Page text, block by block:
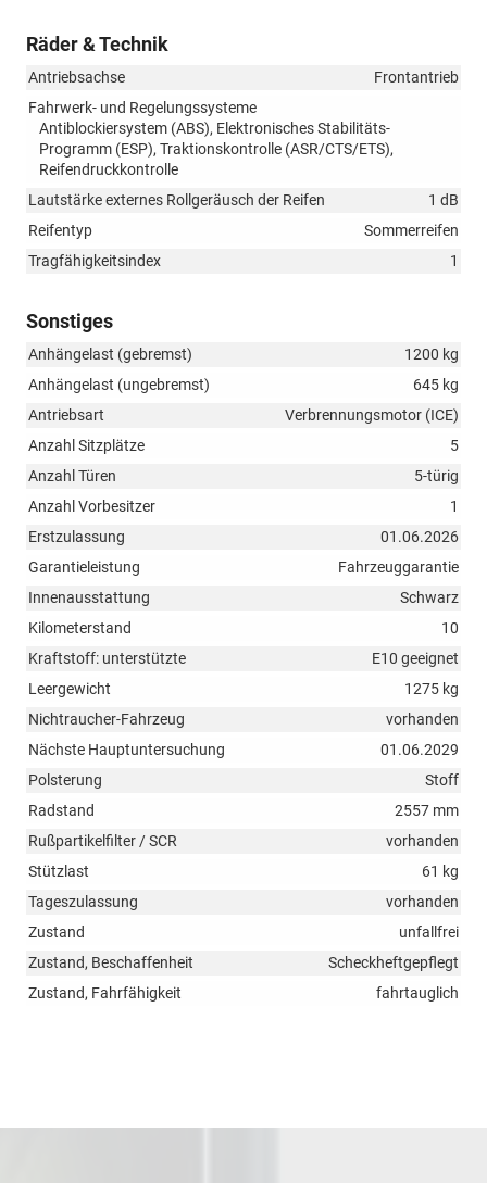
Räder & Technik
Antriebsachse
Frontantrieb
Fahrwerk- und Regelungssysteme
Antiblockiersystem (ABS), Elektronisches Stabilitäts-
Programm (ESP), Traktionskontrolle (ASR/CTS/ETS),
Reifendruckkontrolle
Lautstärke externes Rollgeräusch der Reifen
1 dB
Reifentyp
Sommerreifen
Tragfähigkeitsindex
1
Sonstiges
Anhängelast (gebremst)
1200 kg
Anhängelast (ungebremst)
645 kg
Antriebsart
Verbrennungsmotor (ICE)
Anzahl Sitzplätze
5
Anzahl Türen
5-türig
Anzahl Vorbesitzer
1
Erstzulassung
01.06.2026
Garantieleistung
Fahrzeuggarantie
Innenausstattung
Schwarz
Kilometerstand
10
Kraftstoff: unterstützte
E10 geeignet
Leergewicht
1275 kg
Nichtraucher-Fahrzeug
vorhanden
Nächste Hauptuntersuchung
01.06.2029
Polsterung
Stoff
Radstand
2557 mm
Rußpartikelfilter / SCR
vorhanden
Stützlast
61 kg
Tageszulassung
vorhanden
Zustand
unfallfrei
Zustand, Beschaffenheit
Scheckheftgepflegt
Zustand, Fahrfähigkeit
fahrtauglich